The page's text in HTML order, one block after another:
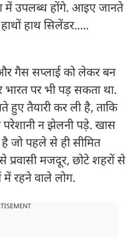
में उपलब्ध होंगे. आइए जानते
हाथ सिलेंडर.....
गैस सप्लाई को लेकर बन
भारत पर भी पड़ सकता था.
तैयारी कर ली है, ताकि
न झेलनी पड़े. खास
है जो पहले से ही सीमित
मजदूर, छोटे शहरों से
में रहने वाले लोग.